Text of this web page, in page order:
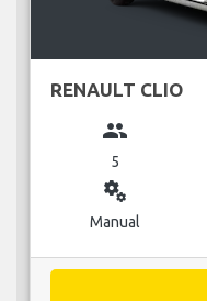
RENAULT CLIO
group
5
miscellaneous_services
Manual